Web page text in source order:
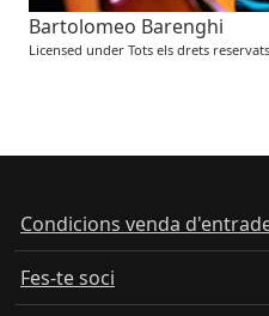
Bartolomeo Barenghi
Licensed under Tots els drets
Condicions venda
Fes-te soci